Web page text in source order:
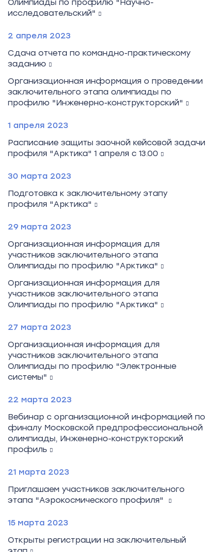
Олимпиады по профилю "Научно-
исследовательский"
2 апреля 2023
Сдача отчета по командно-практическому
заданию
Организационная информация о проведении
заключительного этапа олимпиады по
профилю "Инженерно-конструкторский"
1 апреля 2023
Расписание защиты заочной кейсовой задачи
профиля "Арктика" 1 апреля с 13.00
30 марта 2023
Подготовка к заключительному этапу
профиля "Арктика"
29 марта 2023
Организационная информация для
участников заключительного этапа
Олимпиады по профилю "Арктика"
Организационная информация для
участников заключительного этапа
Олимпиады по профилю "Арктика"
27 марта 2023
Организационная информация для
участников заключительного этапа
Олимпиады по профилю "Электронные
системы"
22 марта 2023
Вебинар с организационной информацией по
финалу Московской предпрофессиональной
олимпиады, Инженерно-конструкторский
профиль
21 марта 2023
Приглашаем участников заключительного
этапа "Аэрокосмического профиля"
15 марта 2023
Открыты регистрации на заключительный